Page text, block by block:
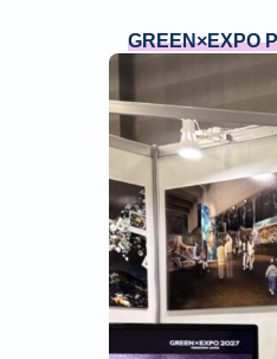
GREEN×EXPO